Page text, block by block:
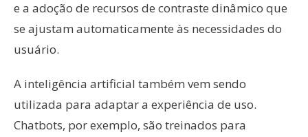
e a adoção de recursos de contraste dinâmico que
se ajustam automaticamente às necessidades do
usuário.
A inteligência artificial também vem sendo
utilizada para adaptar a experiência de uso.
Chatbots, por exemplo, são treinados para